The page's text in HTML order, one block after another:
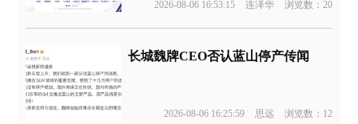
2026-08-06 16:53:15 连泽华 浏览数：20
长城魏牌CEO否认蓝山停产传闻
2026-08-06 16:25:59 思远 浏览数：12